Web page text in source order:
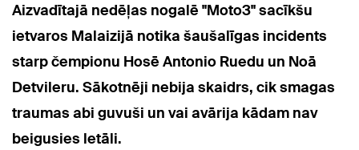
Aizvadītajā nedēļas nogalē "Moto3" sacīkšu
ietvaros Malaizijā notika šaušalīgas incidents
starp čempionu Hosē Antonio Ruedu un Noā
Detvileru. Sākotnēji nebija skaidrs, cik smagas
traumas abi guvuši un vai avārija kādam nav
beigusies letāli.